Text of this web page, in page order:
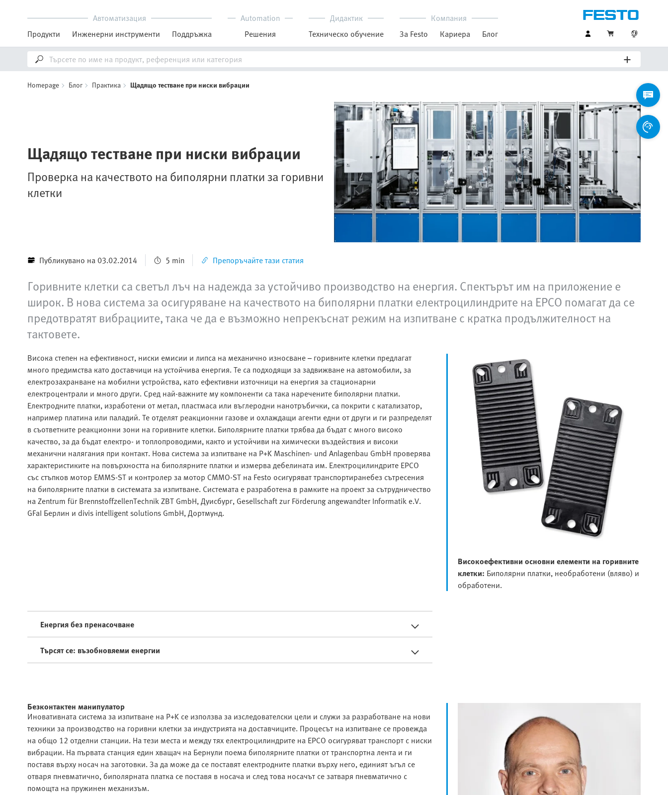
Автоматизация
Продукти
Инженерни инструменти Поддръжка
Automation
Решения
Дидактик
Техническо обучение
Компания
За Festo
Кариера Блог
Homepage Блог Практика Щадящо тестване при ниски вибрации
Щадящо тестване при ниски вибрации
Проверка на качеството на биполярни платки за горивни
клетки
Публикувано на 03.02.2014 5 min Препоръчайте тази статия
Горивните клетки са светъл лъч на надежда за устойчиво производство на енергия. Спектърът им на приложение е
широк. В нова система за осигуряване на качеството на биполярни платки електроцилиндрите на EPCO помагат да се
предотвратят вибрациите, така че да е възможно непрекъснат режим на изпитване с кратка продължителност на
тактовете.
Висока степен на ефективност, ниски емисии и липса на механично износване – горивните клетки предлагат
много предимства като доставчици на устойчива енергия. Те са подходящи за задвижване на автомобили, за
електрозахранване на мобилни устройства, като ефективни източници на енергия за стационарни
електроцентрали и много други. Сред най-важните му компоненти са така наречените биполярни платки.
Електродните платки, изработени от метал, пластмаса или въглеродни нанотръбички, са покрити с катализатор,
например платина или паладий. Те отделят реакционни газове и охлаждащи агенти едни от други и ги разпределят
в съответните реакционни зони на горивните клетки. Биполярните платки трябва да бъдат с много високо
качество, за да бъдат електро- и топлопроводими, както и устойчиви на химически въздействия и високи
механични налягания при контакт. Нова система за изпитване на P+K Maschinen- und Anlagenbau GmbH проверява
характеристиките на повърхността на биполярните платки и измерва дебелината им. Електроцилиндрите EPCO
със стъпков мотор EMMS-ST и контролер за мотор CMMO-ST на Festo осигуряват транспортиранебез сътресения
на биполярните платки в системата за изпитване. Системата е разработена в рамките на проект за сътрудничество
на Zentrum für BrennstoffzellenTechnik ZBT GmbH, Дуисбург, Gesellschaft zur Förderung angewandter Informatik e.V.
GFaI Берлин и divis intelligent solutions GmbH, Дортмунд.
Високоефективни основни елементи на горивните
клетки: Биполярни платки, необработени (вляво) и
обработени.
Енергия без пренасочване
Търсят се: възобновяеми енергии
Безконтактен манипулатор
Иновативната система за изпитване на P+K се използва за изследователски цели и служи за разработване на нови
техники за производство на горивни клетки за индустрията на доставчиците. Процесът на изпитване се провежда
на общо 12 отделни станции. На тези места и между тях електроцилиндрите на EPCO осигуряват транспорт с ниски
вибрации. На първата станция един хващач на Бернули поема биполярните платки от транспортна лента и ги
поставя върху носач на заготовки. За да може да се поставят електродните платки върху него, единият ъгъл се
отваря пневматично, биполярната платка се поставя в носача и след това носачът се затваря пневматично с
помощта на пружинен механизъм.